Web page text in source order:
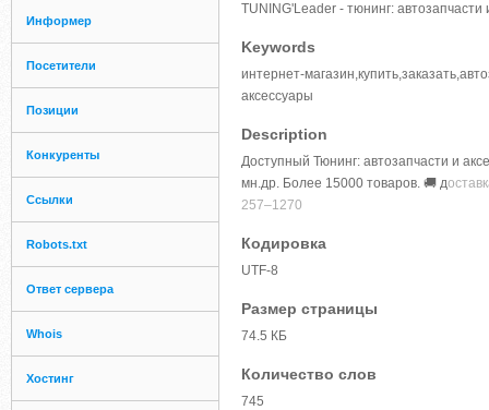
Информер
Посетители
Позиции
Конкуренты
Ссылки
Robots.txt
Ответ сервера
Whois
Хостинг
TUNING'Leader - тюнинг: автозапчасти
Keywords
интернет-
аксессуары
Description
Доступный Тюнинг: автозапчасти и
мн.др. Более 15000 товаров. 🚚 д
257–1270
Кодировка
UTF-8
Размер страницы
74.5 КБ
Количество слов
745